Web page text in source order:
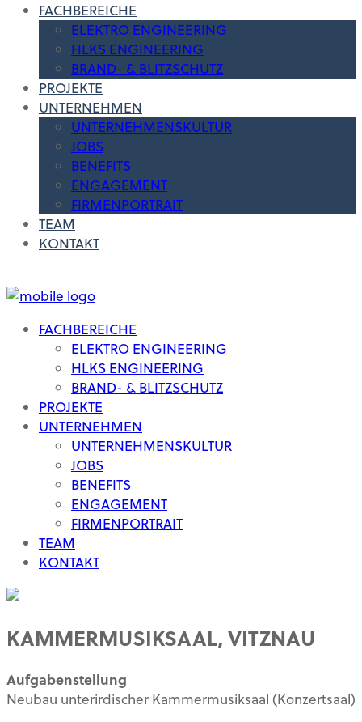
FACHBEREICHE
ELEKTRO ENGINEERING
HLKS ENGINEERING
BRAND- & BLITZSCHUTZ
PROJEKTE
UNTERNEHMEN
UNTERNEHMENSKULTUR
JOBS
BENEFITS
ENGAGEMENT
FIRMENPORTRAIT
TEAM
KONTAKT
FACHBEREICHE
ELEKTRO ENGINEERING
HLKS ENGINEERING
BRAND- & BLITZSCHUTZ
PROJEKTE
UNTERNEHMEN
UNTERNEHMENSKULTUR
JOBS
BENEFITS
ENGAGEMENT
FIRMENPORTRAIT
TEAM
KONTAKT
KAMMERMUSIKSAAL, VITZNAU
Aufgabenstellung
Neubau unterirdischer Kammermusiksaal (Konzertsaal)